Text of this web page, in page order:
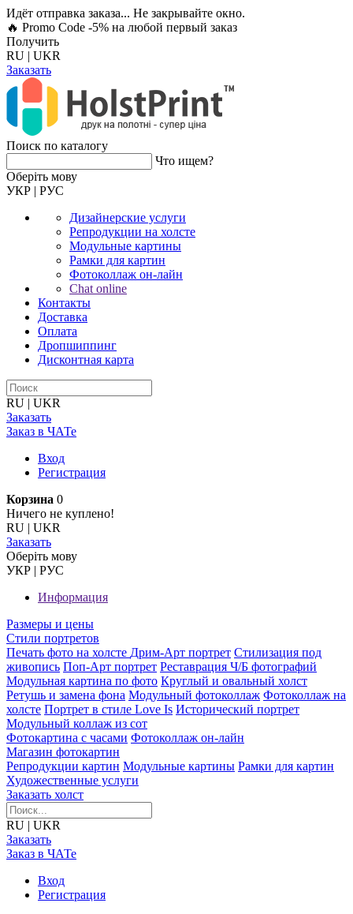
Идёт отправка заказа... Не закрывайте окно.
🔥 Promo Code -5% на любой первый заказ
Получить
RU | UKR
Заказать
Поиск по каталогу
Что ищем?
Оберiть мову
УКР | РУС
Дизайнерские услуги
Репродукции на холсте
Модульные картины
Рамки для картин
Фотоколлаж он-лайн
Chat online
Контакты
Доставка
Оплата
Дропшиппинг
Дисконтная карта
RU | UKR
Заказать
Заказ в ЧАТе
Вход
Регистрация
Корзина 0
Ничего не куплено!
RU | UKR
Заказать
Оберiть мову
УКР | РУС
Информация
Размеры и цены
Стили портретов
Печать фото на холсте Дрим-Арт портрет Стилизация под
живопись Поп-Арт портрет Реставрация Ч/Б фотографий
Модульная картина по фото Круглый и овальный холст
Ретушь и замена фона Модульный фотоколлаж Фотоколлаж на
холсте Портрет в стиле Love Is Исторический портрет
Модульный коллаж из сот
Фотокартина с часами Фотоколлаж он-лайн
Магазин фотокартин
Репродукции картин Модульные картины Рамки для картин
Художественные услуги
Заказать холст
RU | UKR
Заказать
Заказ в ЧАТе
Вход
Регистрация